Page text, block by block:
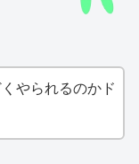
やられるのかド